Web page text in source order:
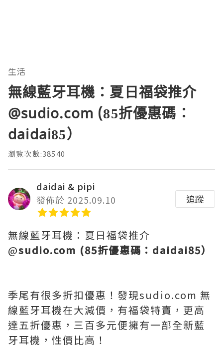
生活
無線藍牙耳機：夏日福袋推介
@sudio.com (85折優惠碼：
daidai85）
瀏覽次數:38540
daidai & pipi
發佈於 2025.09.10
追蹤
無線藍牙耳機：夏日福袋推介
@sudio.com (85折優惠碼：daidai85）
季尾有很多折扣優惠！發現sudio.com 無
線藍牙耳機在大減價，有福袋特賣，更高
達五折優惠，三百多元便擁有一部全新藍
牙耳機，性價比高！